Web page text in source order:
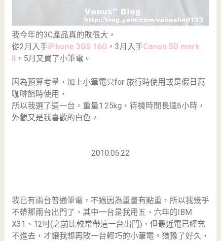
我今年的3C產品真的敗很大，
從2月入手iPhone 3GS 16G ，3月入手Canon 5D mark
II ，5月又買了小筆電。
因為預算考量，加上小筆電只for 旅行時使用或是假日窩
咖啡館時使用，
所以我選了這一台，重量1.25kg，待機時間長達6小時，
外觀又是我喜歡的白色。
2010.05.22
我已有兩台普通筆電，不過因為重量有點重，所以我幾乎
不帶那兩台出門了，其中一台是我用五、六年的IBM
X31、12吋(之前比較常帶這一台出門)，但最近電已經充
不進去，才讓我想再敗一台輕巧的小筆電。猶豫了好久，